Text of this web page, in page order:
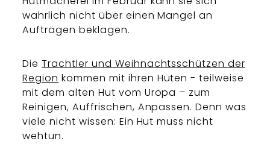
wahrlich nicht über einen Mangel an
Aufträgen beklagen.
DieTrachtler und Weihnachtsschützen der
Region kommen mit ihren Hüten - teilweise
mit dem alten Hut vom Uropa – zum
Reinigen, Auffrischen, Anpassen. Denn was
viele nicht wissen: Ein Hut muss nicht
wehtun.